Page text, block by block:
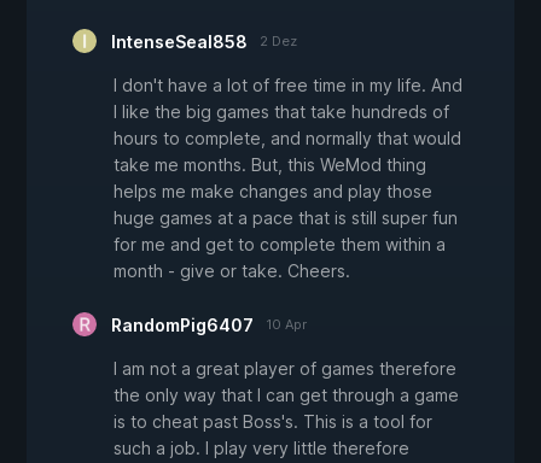
IntenseSeal858 2 Dez
I don't have a lot of free time in my life. And
I like the big games that take hundreds of
hours to complete, and normally that would
take me months. But, this WeMod thing
helps me make changes and play those
huge games at a pace that is still super fun
for me and get to complete them within a
month - give or take. Cheers.
RandomPig6407 10 Apr
I am not a great player of games therefore
the only way that I can get through a game
is to cheat past Boss's. This is a tool for
such a job. I play very little therefore